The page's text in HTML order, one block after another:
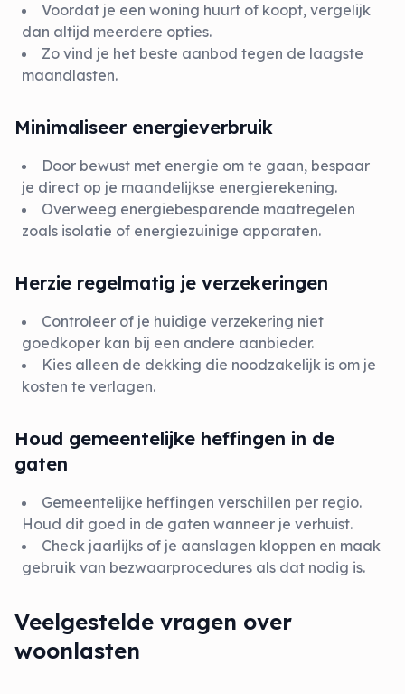
Voordat je een woning huurt of koopt, vergelijk
dan altijd meerdere opties.
Zo vind je het beste aanbod tegen de laagste
maandlasten.
Minimaliseer energieverbruik
Door bewust met energie om te gaan, bespaar
je direct op je maandelijkse energierekening.
Overweeg energiebesparende maatregelen
zoals isolatie of energiezuinige apparaten.
Herzie regelmatig je verzekeringen
Controleer of je huidige verzekering niet
goedkoper kan bij een andere aanbieder.
Kies alleen de dekking die noodzakelijk is om je
kosten te verlagen.
Houd gemeentelijke heffingen in de
gaten
Gemeentelijke heffingen verschillen per regio.
Houd dit goed in de gaten wanneer je verhuist.
Check jaarlijks of je aanslagen kloppen en maak
gebruik van bezwaarprocedures als dat nodig is.
Veelgestelde vragen over
woonlasten